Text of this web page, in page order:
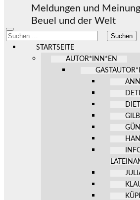
Meldungen und
Beuel und der Welt
Mobile-
Menü
ein-/ausblenden
Suchen
nach:
STARTSEITE
AUTOR*INN*EN